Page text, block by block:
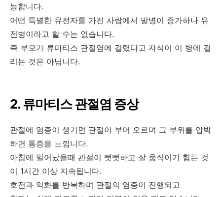
능합니다.
어떤 특별한 유전자를 가진 사람에서 발병이 증가하나 유
전병이라고 할 수는 없습니다.
즉 부모가 류마티스 관절염에 걸렸다고 자식이 이 병에 걸
리는 것은 아닙니다.
2. 류마티스 관절염 증상
관절에 염증이 생기면 관절이 부어 오르며 그 부위를 압박
하면 통증을 느낍니다.
아침에 일어났을때 관절이 뻣뻣하고 잘 움직이기 힘든 것
이 1시간 이상 지속됩니다.
호전과 악화를 반복하며 관절의 염증이 진행되고